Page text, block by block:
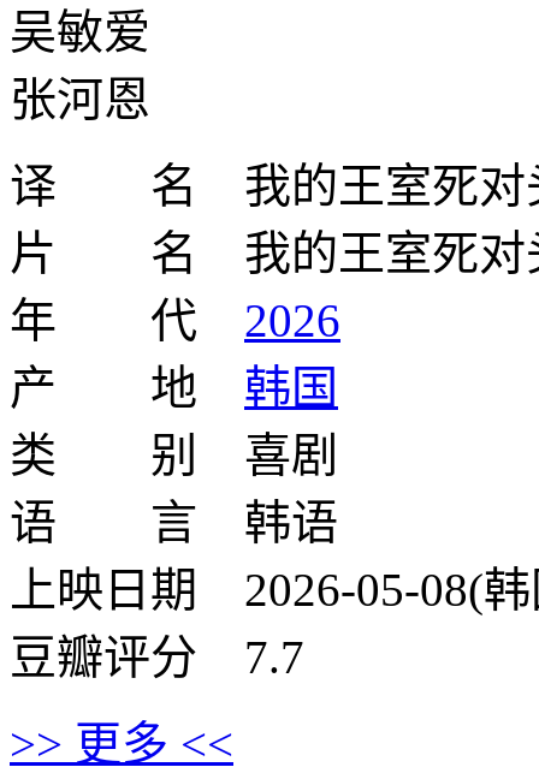
吴敏爱
张河恩
译 名 我的王室死对
片 名 我的王室死对
年 代 2026
产 地 韩国
类 别 喜剧
语 言 韩语
上映日期 2026-05-08(
豆瓣评分 7.7
>> 更多 <<